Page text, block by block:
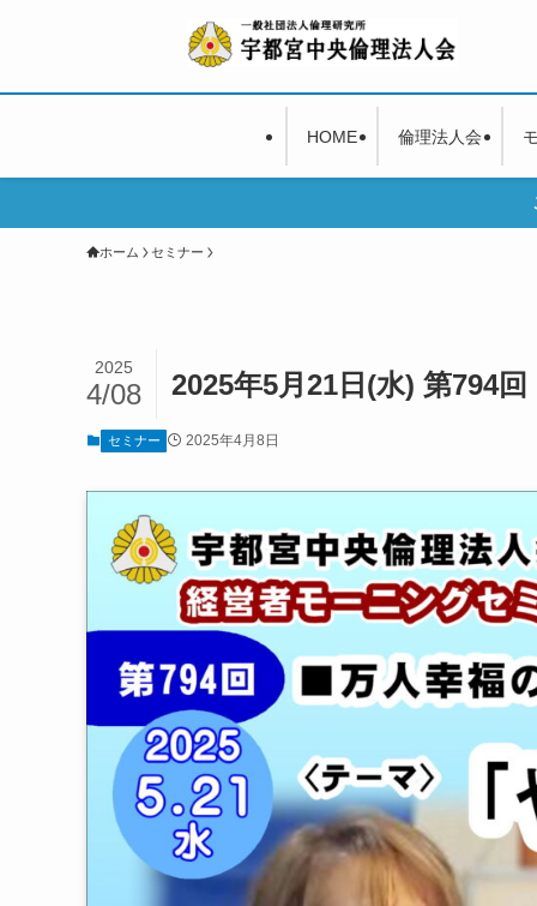
HOME 倫理法人会
ホーム セミナー
2025年5月21日(水) 第794
2025
4/08
セミナー 2025年4月8日